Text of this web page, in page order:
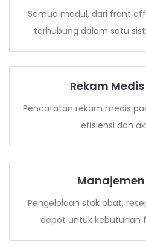
Semua modul, dari front
terhubung dalam satu
Rekam
Pencatatan rekam medis
efisiensi dan
Pengelolaan stok obat,
depot untuk kebutuhan